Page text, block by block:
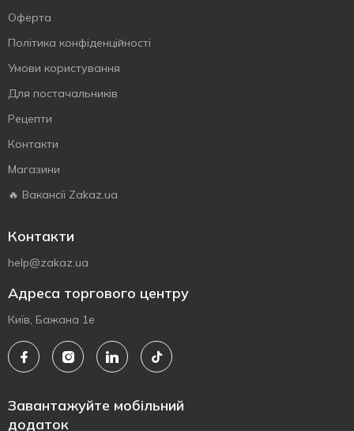
Оферта
Політика конфіденційності
Умови користування
Для постачальників
Рецепти
Контакти
Магазини
🔥 Вакансії Zakaz.ua
Контакти
help@zakaz.ua
Адреса торгового центру
Київ, Бажана 1е
Завантажуйте мобільний
додаток